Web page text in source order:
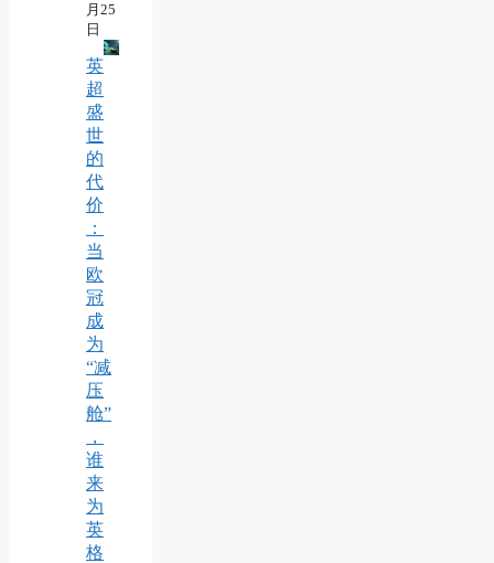
月25
日
英
超
盛
世
的
代
价
：
当
欧
冠
成
为
“减
压
舱”
，
谁
来
为
英
格